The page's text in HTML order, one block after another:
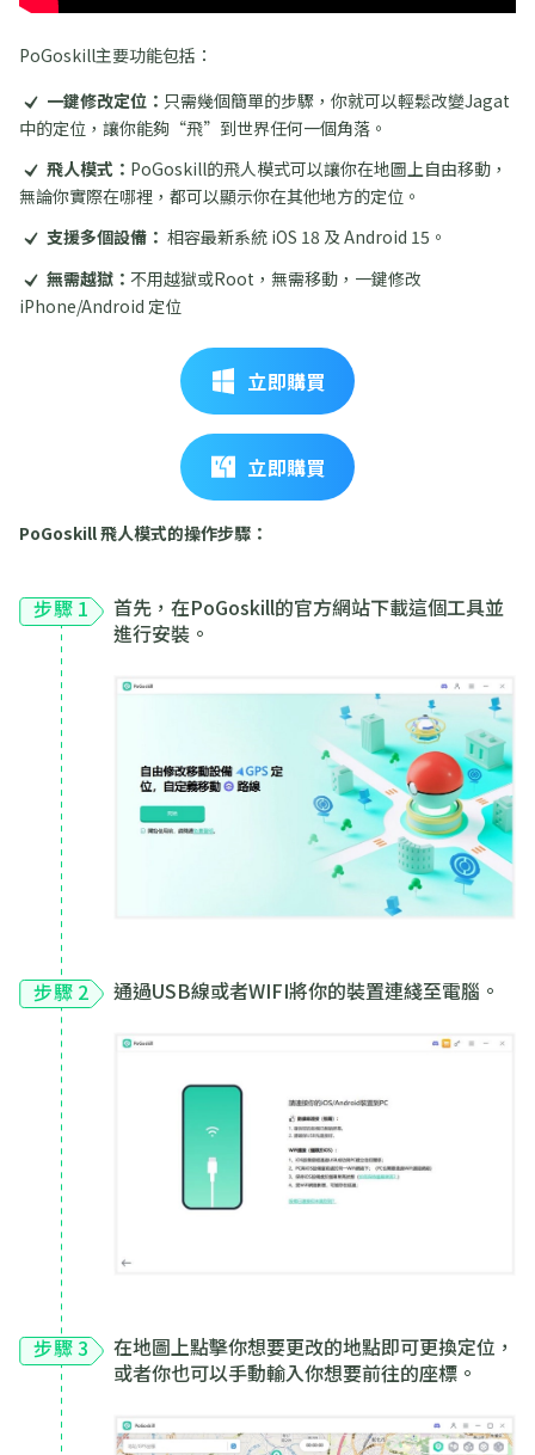
PoGoskill主要功能包括：
一鍵修改定位： 只需幾個簡單的步驟，你就可以輕鬆改變Jagat
中的定位，讓你能夠“飛”到世界任何一個角落。
飛人模式： PoGoskill的飛人模式可以讓你在地圖上自由移動，
無論你實際在哪裡，都可以顯示你在其他地方的定位。
支援多個設備： 相容最新系統 iOS 18 及 Android 15。
無需越獄： 不用越獄或Root，無需移動，一鍵修改
iPhone/Android 定位
立即購買
立即購買
PoGoskill 飛人模式的操作步驟：
步驟 1
首先，在PoGoskill的官方網站下載這個工具並
進行安裝。
步驟 2 通過USB線或者WIFI將你的裝置連綫至電腦。
步驟 3
在地圖上點擊你想要更改的地點即可更換定位，
或者你也可以手動輸入你想要前往的座標。